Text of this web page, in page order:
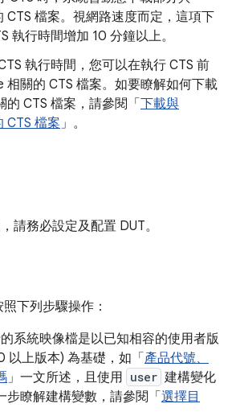
CTS 檔案。視網路速度而定，這項下
執行時間增加 10 分鐘以上。
執行時間，您可以在執行 CTS 前
相關的 CTS 檔案。如要瞭解如何下載
的 CTS 檔案，請參閱「 下載與
CTS 檔案」。
請務必設定及配置 DUT。
下列步驟操作：
系統映像檔是以已知相容的使用者版
以上版本) 為基礎，如「 產品代號、
」一文所述，且使用 user 建構變化
步瞭解建構變數，請參閱「 選擇目